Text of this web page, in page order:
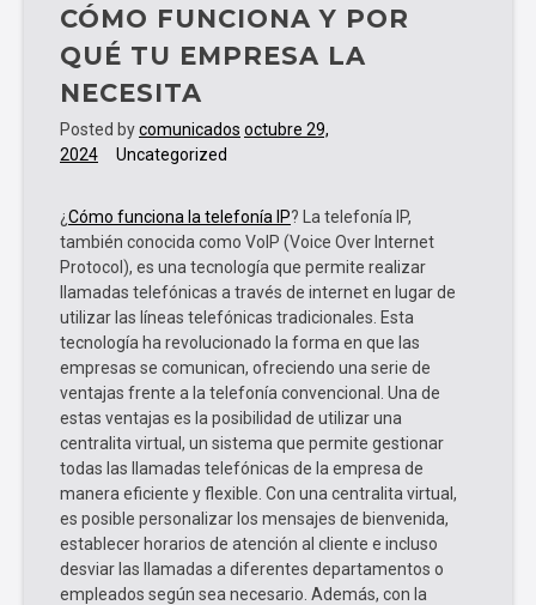
CÓMO FUNCIONA Y POR
QUÉ TU EMPRESA LA
NECESITA
Posted bycomunicados octubre 29,
2024
Uncategorized
¿Cómo funciona la telefonía IP? La telefonía IP,
también conocida como VoIP (Voice Over Internet
Protocol), es una tecnología que permite realizar
llamadas telefónicas a través de internet en lugar de
utilizar las líneas telefónicas tradicionales. Esta
tecnología ha revolucionado la forma en que las
empresas se comunican, ofreciendo una serie de
ventajas frente a la telefonía convencional. Una de
estas ventajas es la posibilidad de utilizar una
centralita virtual, un sistema que permite gestionar
todas las llamadas telefónicas de la empresa de
manera eficiente y flexible. Con una centralita virtual,
es posible personalizar los mensajes de bienvenida,
establecer horarios de atención al cliente e incluso
desviar las llamadas a diferentes departamentos o
empleados según sea necesario. Además, con la